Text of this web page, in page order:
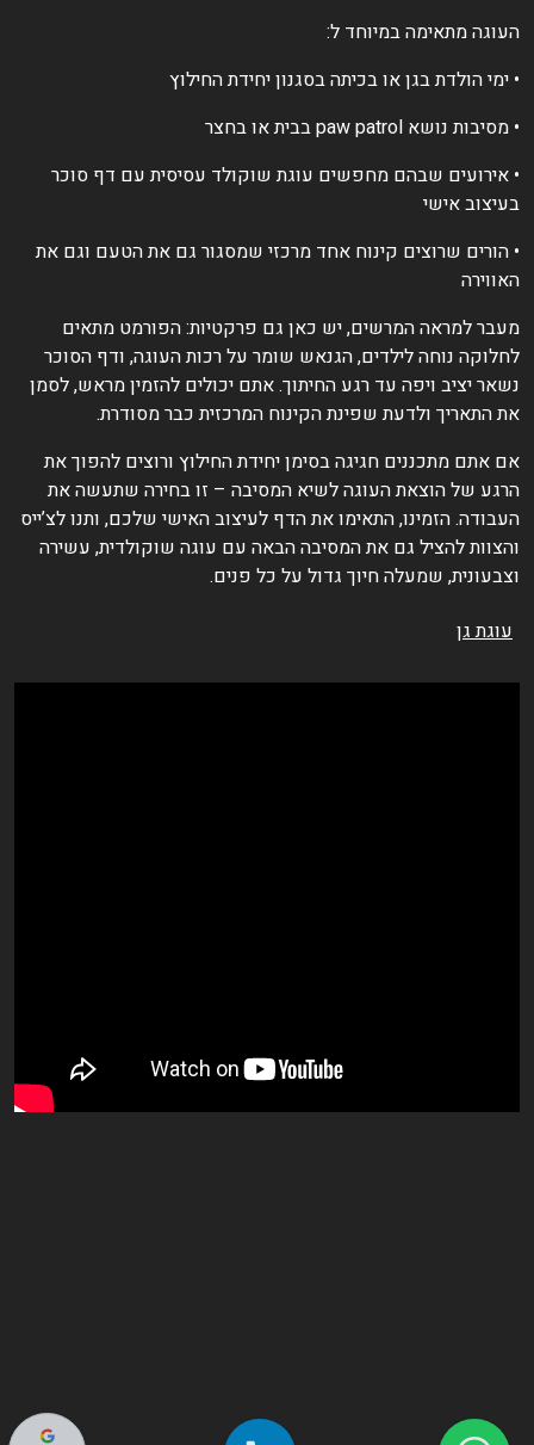
העוגה מתאימה במיוחד ל:
• ימי הולדת בגן או בכיתה בסגנון יחידת החילוץ
• מסיבות נושא paw patrol בבית או בחצר
• אירועים שבהם מחפשים עוגת שוקולד עסיסית עם דף סוכר
בעיצוב אישי
• הורים שרוצים קינוח אחד מרכזי שמסגור גם את הטעם וגם את
האווירה
מעבר למראה המרשים, יש כאן גם פרקטיות: הפורמט מתאים
לחלוקה נוחה לילדים, הגנאש שומר על רכות העוגה, ודף הסוכר
נשאר יציב ויפה עד רגע החיתוך. אתם יכולים להזמין מראש, לסמן
את התאריך ולדעת שפינת הקינוח המרכזית כבר מסודרת.
אם אתם מתכננים חגיגה בסימן יחידת החילוץ ורוצים להפוך את
הרגע של הוצאת העוגה לשיא המסיבה – זו בחירה שתעשה את
העבודה. הזמינו, התאימו את הדף לעיצוב האישי שלכם, ותנו לצ’ייס
והצוות להציל גם את המסיבה הבאה עם עוגה שוקולדית, עשירה
וצבעונית, שמעלה חיוך גדול על כל פנים.
עוגת גן